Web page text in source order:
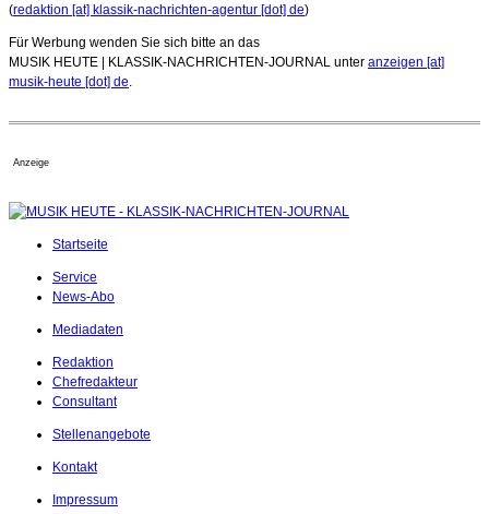
(redaktion [at] klassik-nachrichten-agentur [dot] de)
Für Werbung wenden Sie sich bitte an das
MUSIK HEUTE | KLASSIK-NACHRICHTEN-JOURNAL unter anzeigen [at]
musik-heute [dot] de.
Anzeige
Startseite
Service
News-Abo
Mediadaten
Redaktion
Chefredakteur
Consultant
Stellenangebote
Kontakt
Impressum